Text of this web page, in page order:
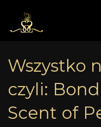
treści
Wszystko
czyli:
Scent of